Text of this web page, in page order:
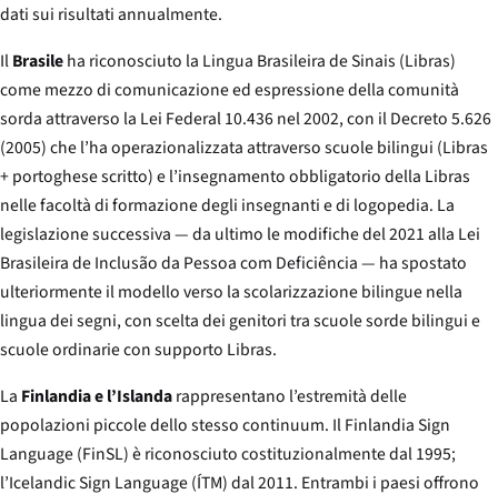
dati sui risultati annualmente.
IlBrasileha riconosciuto la Lingua Brasileira de Sinais (Libras)
come mezzo di comunicazione ed espressione della comunità
sorda attraverso la Lei Federal 10.436nel 2002, con il Decreto 5.626
(2005) che l’ha operazionalizzata attraverso scuole bilingui (Libras
+ portoghese scritto) e l’insegnamento obbligatorio della Libras
nelle facoltà di formazione degli insegnanti e di logopedia. La
legislazione successiva — da ultimo le modifiche del 2021 alla Lei
Brasileira de Inclusão da Pessoa com Deficiência— ha spostato
ulteriormente il modello verso la scolarizzazione bilingue nella
lingua dei segni, con scelta dei genitori tra scuole sorde bilingui e
scuole ordinarie con supporto Libras.
La Finlandia e l’Islandarappresentano l’estremità delle
popolazioni piccole dello stesso continuum. Il Finlandia Sign
Language (FinSL) è riconosciuto costituzionalmente dal 1995;
l’Icelandic Sign Language (ÍTM) dal 2011. Entrambi i paesi offrono